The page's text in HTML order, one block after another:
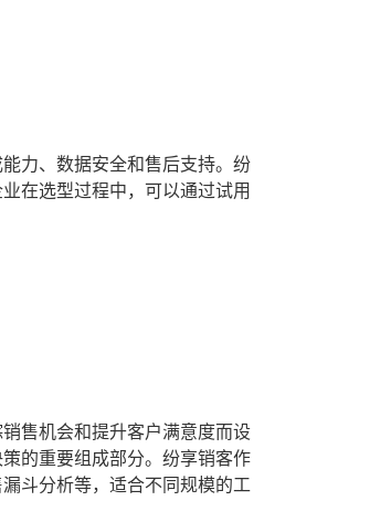
力、数据安全和售后支持。纷
在选型过程中，可以通过试用
售机会和提升客户满意度而设
的重要组成部分。纷享销客作
斗分析等，适合不同规模的工